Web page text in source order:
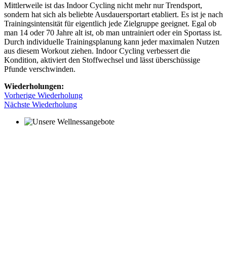
Mittlerweile ist das Indoor Cycling nicht mehr nur Trendsport,
sondern hat sich als beliebte Ausdauersportart etabliert. Es ist je nach
Trainingsintensität für eigentlich jede Zielgruppe geeignet. Egal ob
man 14 oder 70 Jahre alt ist, ob man untrainiert oder ein Sportass ist.
Durch individuelle Trainingsplanung kann jeder maximalen Nutzen
aus diesem Workout ziehen. Indoor Cycling verbessert die
Kondition, aktiviert den Stoffwechsel und lässt überschüssige
Pfunde verschwinden.
Wiederholungen:
Vorherige Wiederholung
Nächste Wiederholung